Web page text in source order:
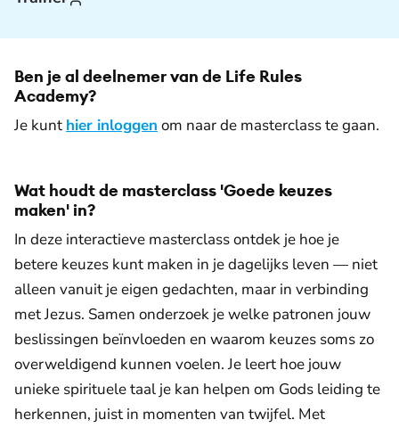
toestemming voor social media cookies.
Ben je al deelnemer van de Life Rules
Academy?
Je kunt hier inloggen om naar de masterclass te gaan.
Wat houdt de masterclass 'Goede keuzes
maken' in?
In deze interactieve masterclass ontdek je hoe je
betere keuzes kunt maken in je dagelijks leven — niet
alleen vanuit je eigen gedachten, maar in verbinding
met Jezus. Samen onderzoek je welke patronen jouw
beslissingen beïnvloeden en waarom keuzes soms zo
overweldigend kunnen voelen. Je leert hoe jouw
unieke spirituele taal je kan helpen om Gods leiding te
herkennen, juist in momenten van twijfel. Met